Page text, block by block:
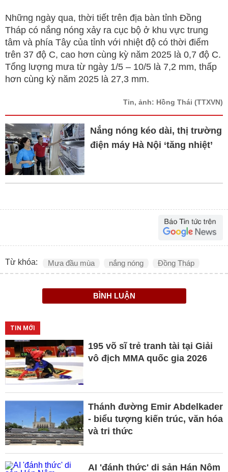
Những ngày qua, thời tiết trên địa bàn tỉnh Đồng
Tháp có nắng nóng xảy ra cục bộ ở khu vực trung
tâm và phía Tây của tỉnh với nhiệt độ có thời điểm
trên 37 độ C, cao hơn cùng kỳ năm 2025 là 0,7 độ C.
Tổng lượng mưa từ ngày 1/5 – 10/5 là 7,2 mm, thấp
hơn cùng kỳ năm 2025 là 27,3 mm.
Tin, ảnh: Hồng Thái (TTXVN)
Nắng nóng kéo dài, thị trường
điện máy Hà Nội ‘tăng nhiệt’
Từ khóa: Mưa đầu mùa nắng nóng Đồng Tháp
BÌNH LUẬN
TIN MỚI
195 võ sĩ trẻ tranh tài tại Giải
vô địch MMA quốc gia 2026
Thánh đường Emir Abdelkader
- biểu tượng kiến trúc, văn hóa
và tri thức
AI 'đánh thức' di sản Hán Nôm